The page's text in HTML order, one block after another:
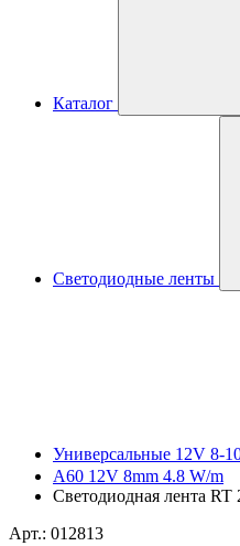
Каталог
Светодиодные ленты
Универсальные 12V 8-
A60 12V 8mm 4.8 W/m
Светодиодная лента
Арт.: 012813